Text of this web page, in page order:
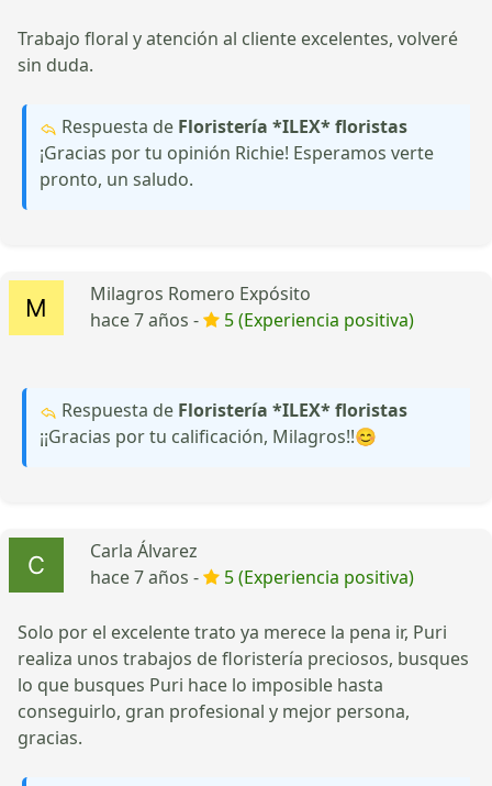
Trabajo floral y atención al cliente excelentes, volveré
sin duda.
Respuesta de Floristería *ILEX* floristas
¡Gracias por tu opinión Richie! Esperamos verte
pronto, un saludo.
Milagros Romero Expósito
hace 7 años -
5 (Experiencia positiva)
Respuesta de Floristería *ILEX* floristas
¡¡Gracias por tu calificación, Milagros!!😊
Carla Álvarez
hace 7 años -
5 (Experiencia positiva)
Solo por el excelente trato ya merece la pena ir, Puri
realiza unos trabajos de floristería preciosos, busques
lo que busques Puri hace lo imposible hasta
conseguirlo, gran profesional y mejor persona,
gracias.